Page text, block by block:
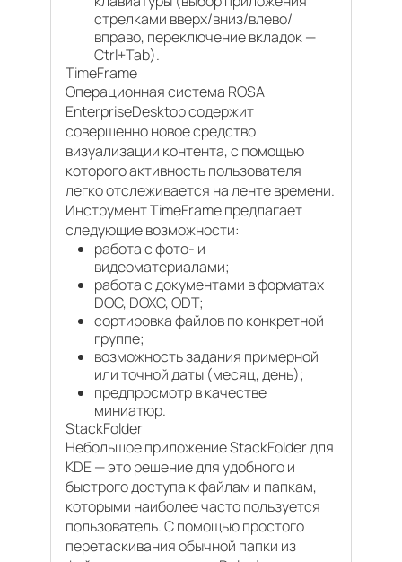
стрелками вверх/вниз/влево/
вправо, переключение вкладок —
Ctrl+Tab).
TimeFrame
Операционная система ROSA
EnterpriseDesktop содержит
совершенно новое средство
визуализации контента, с помощью
которого активность пользователя
легко отслеживается на ленте времени.
Инструмент TimeFrame предлагает
следующие возможности:
работа с фото- и
видеоматериалами;
работа с документами в форматах
DOC, DOXC, ODT;
сортировка файлов по конкретной
группе;
возможность задания примерной
или точной даты (месяц, день);
предпросмотр в качестве
миниатюр.
StackFolder
Небольшое приложение StackFolder для
KDE — это решение для удобного и
быстрого доступа к файлам и папкам,
которыми наиболее часто пользуется
пользователь. С помощью простого
перетаскивания обычной папки из